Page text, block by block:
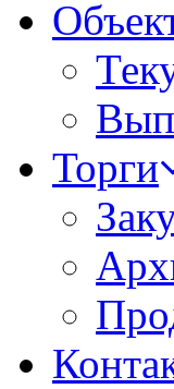
Торги